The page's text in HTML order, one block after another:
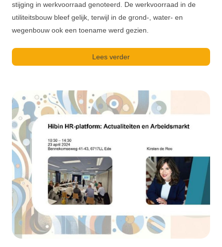
stijging in werkvoorraad genoteerd. De werkvoorraad in de
utiliteitsbouw bleef gelijk, terwijl in de grond-, water- en
wegenbouw ook een toename werd gezien.
Lees verder